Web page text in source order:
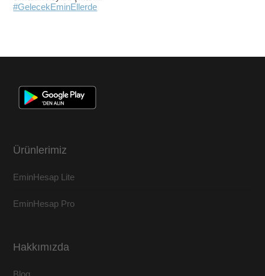
#GelecekEminEllerde
Ürünlerimiz
EminHesap Lite
EminHesap Pro
Hakkımızda
Blog